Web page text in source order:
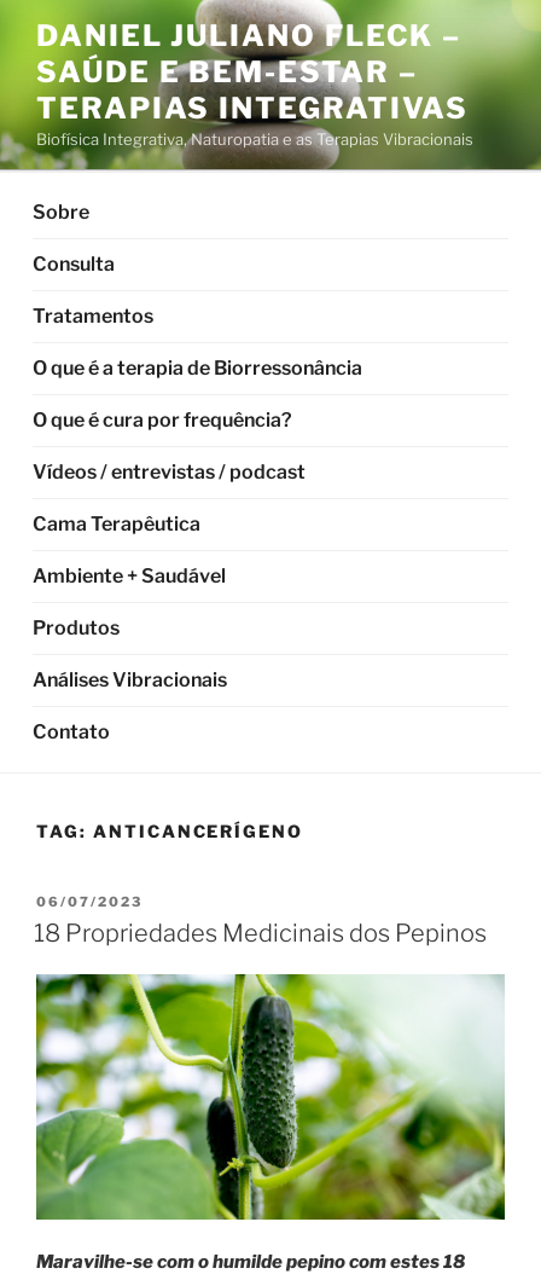
conteúdo
DANIEL JULIANO FLECK –
SAÚDE E BEM-ESTAR –
TERAPIAS INTEGRATIVAS
Biofísica Integrativa, Naturopatia e as Terapias Vibracionais
Sobre
Consulta
Tratamentos
O que é a terapia de Biorressonância
O que é cura por frequência?
Vídeos / entrevistas / podcast
Cama Terapêutica
Ambiente + Saudável
Produtos
Análises Vibracionais
Contato
TAG: ANTICANCERÍGENO
PUBLICADO
EM
06/07/2023
18 Propriedades Medicinais dos Pepinos
Maravilhe-se com o humilde pepino com estes 18